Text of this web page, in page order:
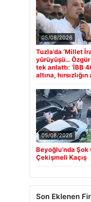
05/08/2026
Tuzla’da ‘Millet
yürüyüşü…
tek anlattı: ‘İBB
altına,
05/08/2026
Beyoğlu’nda
Çekişmeli Kaçış
Son Eklenen